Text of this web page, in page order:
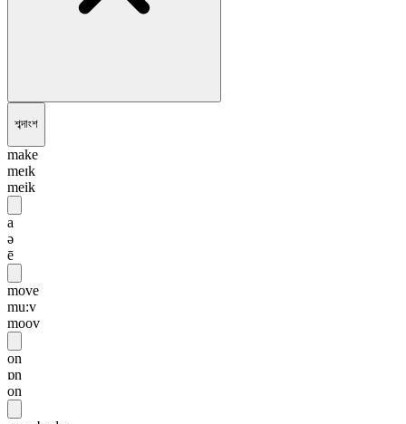
শব্দাংশ
make
meɪk
meik
a
ə
ē
move
mu:v
moov
on
ɒn
on